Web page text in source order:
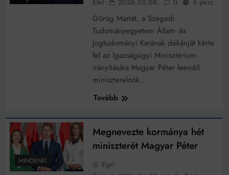
működik, ha jól van felújítva
Ingatlanpiaci szakértők szerint akár 5 százalékkal is
nőhetnek a bérleti díjak a ponthatárhirdetés után az
Munkácsy nem Krisztust szépítette meg: minket
Ahol köszönnek, ott még van város
Amikor a Tetris boldogabbá tesz, mint a szerelem
Létezik tökéletes élet: Truman is elhitte
Karinthy Frigyes: a zseni, aki belenézett a saját
koponyájába
Ki akarsz törni. De miből?
Az öregség nem csak ránc?
Élet
2026.05.08. 0 6 perc
Görög Mártát, a Szegedi
Tudományegyetem Állam- és
Jogtudományi Karának dékánját kérte
fel az Igazságügyi Minisztérium
irányítására Magyar Péter leendő
miniszterelnök…
Tovább
MINDENKI
Megnevezte kormánya hét
miniszterét Magyar Péter
Egri